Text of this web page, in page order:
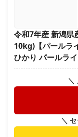
令和7年産 新潟
10kg)【パールラ
ひかり パールラ
＼
＼